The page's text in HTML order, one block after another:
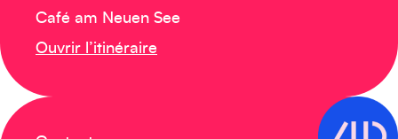
Café am Neuen See
Ouvrir l’itinéraire